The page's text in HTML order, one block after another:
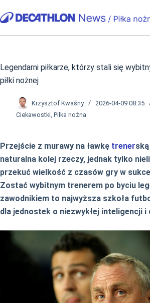
do
Legendarni piłkarze, którzy stali się
piłki nożnej
Krzysztof Kwaśny
2026-04-09 08:35
Ciekawostki, Piłka nożna
Przejście z murawy na ławkę trener
naturalna kolej rzeczy, jednak tylko
przekuć wielkość z czasów gry w
Zostać wybitnym trenerem po byciu
zawodnikiem to najwyższa szkoła
dla jednostek o niezwykłej inteligencji i